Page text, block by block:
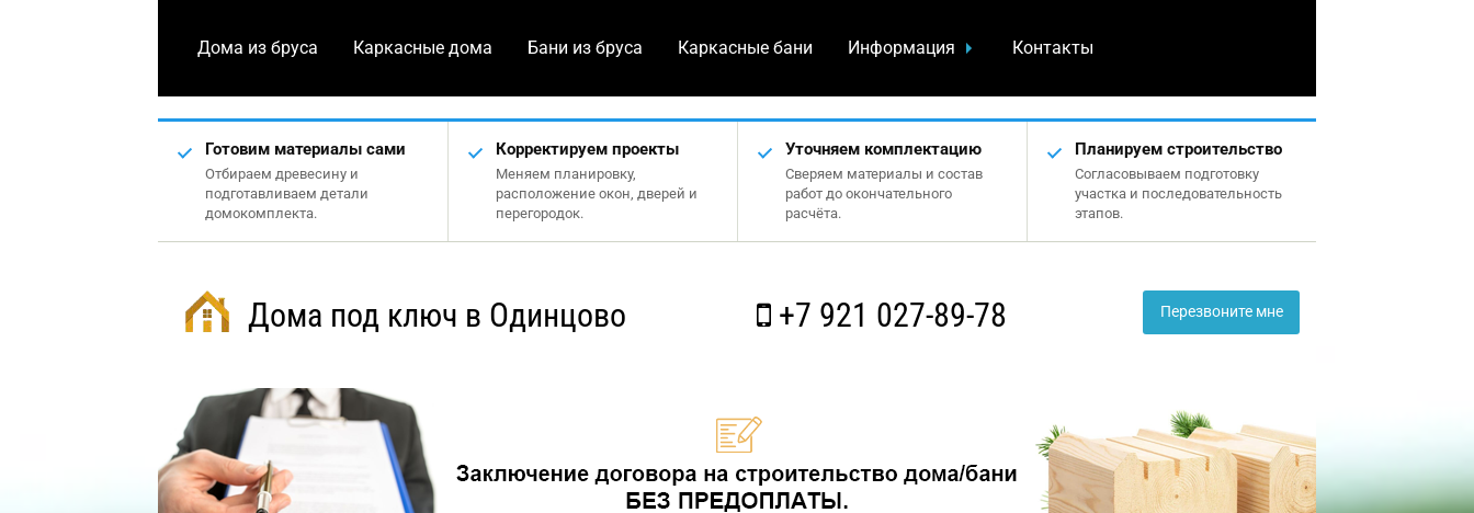
Дома из бруса Каркасные дома Бани из бруса Каркасные бани Информация Контакты
Готовим материалы сами
Отбираем древесину и
подготавливаем детали
домокомплекта.
Корректируем проекты
Меняем планировку,
расположение окон, дверей и
перегородок.
Уточняем комплектацию
Сверяем материалы и состав
работ до окончательного
расчёта.
Планируем строительство
Согласовываем подготовку
участка и последовательность
этапов.
Дома под ключ в Одинцово +7 921 027-89-78 Перезвоните мне